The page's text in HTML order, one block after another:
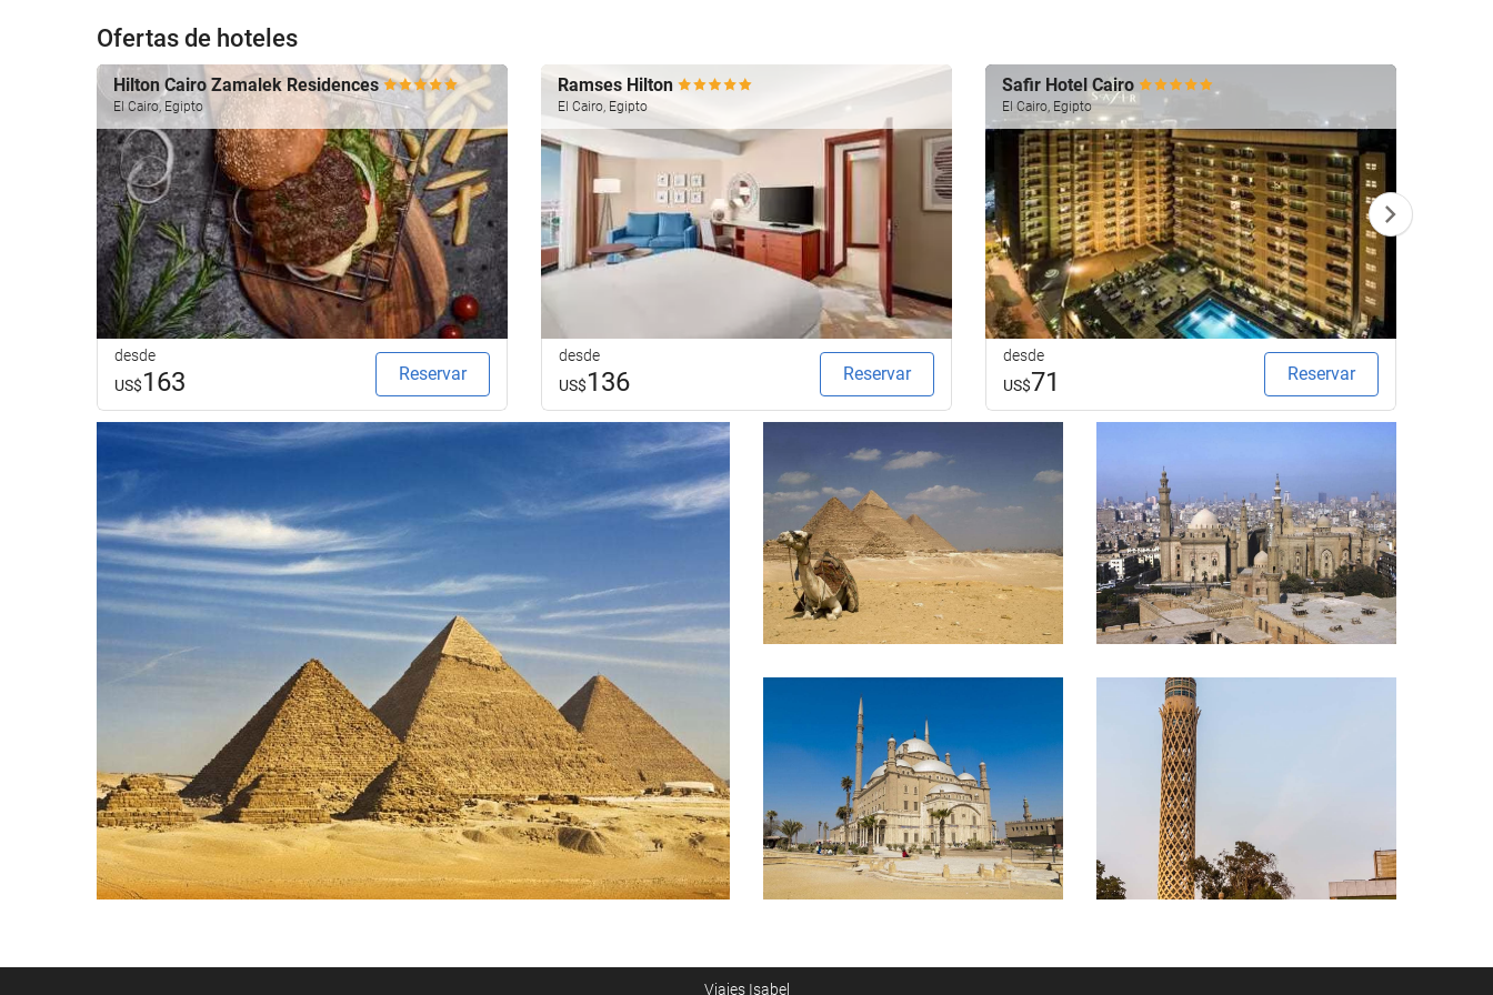
realizar
la
búsqueda
de
alojamiento..
de
hotel.
Ofertas de hoteles
Hilton Cairo Zamalek Residences
El Cairo, Egipto
desde
US$163 Reservar
Ramses Hilton
El Cairo, Egipto
desde
US$136 Reservar
Safir Hotel Cairo
El Cairo, Egipto
desde
US$71 Reservar
Viajes Isabel